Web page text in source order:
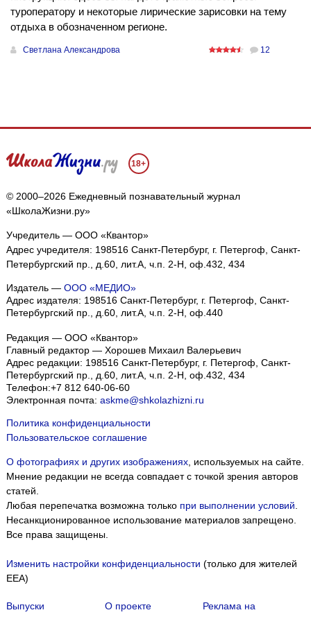
туроператору и некоторые лирические зарисовки на тему
отдыха в обозначенном регионе.
Светлана Александрова 12
18+
© 2000–2026 Ежедневный познавательный журнал
«ШколаЖизни.ру»
Учредитель — ООО «Квантор»
Адрес учредителя: 198516 Санкт-Петербург, г. Петергоф, Санкт-
Петербургский пр., д.60, лит.А, ч.п. 2-Н, оф.432, 434
Издатель — ООО «МЕДИО»
Адрес издателя: 198516 Санкт-Петербург, г. Петергоф, Санкт-
Петербургский пр., д.60, лит.А, ч.п. 2-Н, оф.440
Редакция — ООО «Квантор»
Главный редактор — Хорошев Михаил Валерьевич
Адрес редакции: 198516 Санкт-Петербург, г. Петергоф Санкт-
Петербургский пр., д.60, лит.А, ч.п. 2-Н, оф.432, 434
Телефон:+7 812 640-06-60
Электронная почта: askme@shkolazhizni.ru
Политика конфиденциальности
Пользовательское соглашение
О фотографиях и других изображениях, используемых на сайте.
Мнение редакции не всегда совпадает с точкой зрения авторов
статей.
Любая перепечатка возможна только при выполнении условий
Несанкционированное использование материалов запрещено.
Все права защищены.
Изменить настройки конфиденциальности (только для жителей
EEA)
Выпуски О проекте
Реклама на